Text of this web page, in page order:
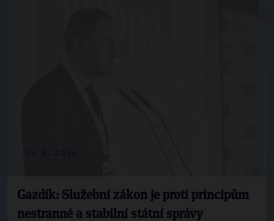
Gazdík: Služební zákon je proti principům
nestranné a stabilní státní správy